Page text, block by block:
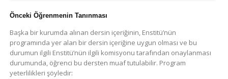
Önceki Öğrenmenin Tanınması
Başka bir kurumda alınan dersin içeriğinin, Enstitü’nün
programında yer alan bir dersin içeriğine uygun olması ve bu
durumun ilgili Enstitü’nün ilgili komisyonu tarafından onaylanması
durumunda, öğrenci bu dersten muaf tutulabilir. Program
yeterlilikleri şöyledir: